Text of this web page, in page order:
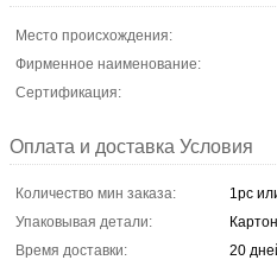
Место происхождения:
Фирменное наименование:
Сертификация:
Оплата и доставка Условия
Количество мин заказа:
1pc
Упаковывая детали:
Картон
Время доставки:
20